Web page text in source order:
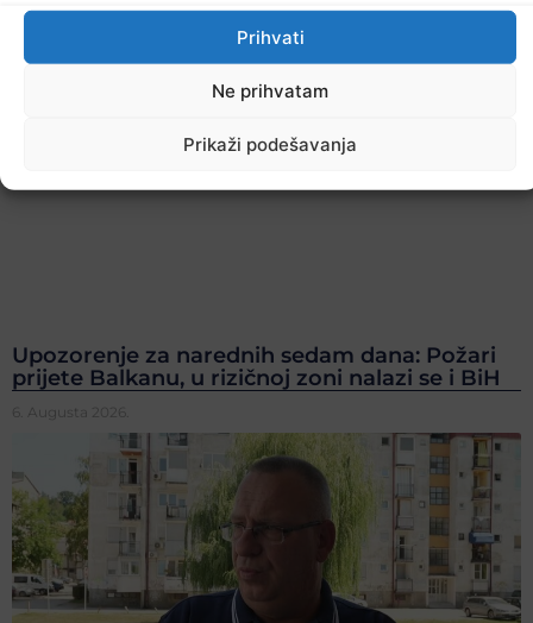
Prihvati
Ne prihvatam
Prikaži podešavanja
Upozorenje za narednih sedam dana: Požari
prijete Balkanu, u rizičnoj zoni nalazi se i BiH
6. Augusta 2026.